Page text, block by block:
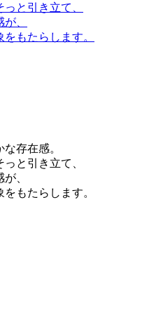
と引き立て、
、
もたらします。
存在感。
と引き立て、
、
もたらします。